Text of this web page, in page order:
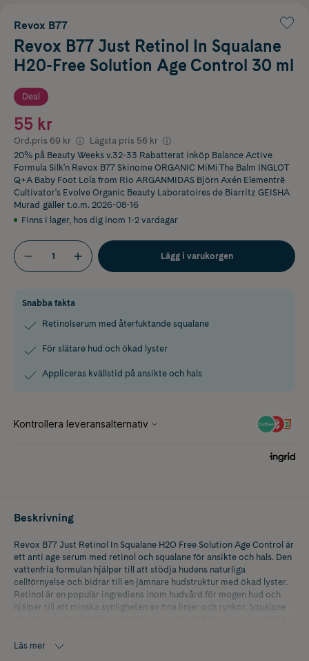
Revox B77
Revox B77 Just Retinol In Squalane
H20-Free Solution Age Control 30 ml
Deal
55 kr
Ord.pris 69 kr Lägsta pris 56 kr
20% på Beauty Weeks v.32-33 Rabatterat inköp Balance Active
Formula Silk'n Revox B77 Skinome ORGANIC MiMi The Balm INGLOT
Q+A Baby Foot Lola from Rio ARGANMIDAS Björn Axén Elementrē
Cultivator's Evolve Organic Beauty Laboratoires de Biarritz GEISHA
Murad gäller t.o.m. 2026-08-16
Finns i lager, hos dig inom 1-2 vardagar
Lägg i varukorgen
Snabba fakta
Retinolserum med återfuktande squalane
För slätare hud och ökad lyster
Appliceras kvällstid på ansikte och hals
Beskrivning
Revox B77 Just Retinol In Squalane H2O Free Solution Age Control är
ett anti age serum med retinol och squalane för ansikte och hals. Den
vattenfria formulan hjälper till att stödja hudens naturliga
cellförnyelse och bidrar till en jämnare hudstruktur med ökad lyster.
Retinol är en populär ingrediens inom hudvård för mogen hud och
hjälper till att minska synligheten av fina linjer och rynkor. Squalane
snabbabsorberande konsistens som passar kvällsrutinen för hud med
Läs mer